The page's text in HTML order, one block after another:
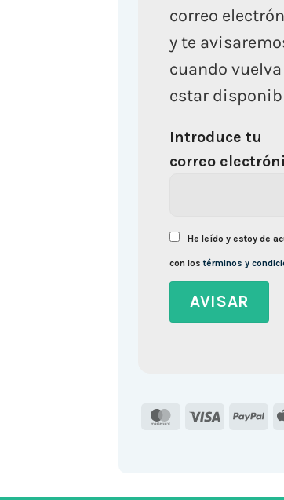
correo
y te
cuando vuelva
estar
Introduce tu
correo
He leído y estoy de
con lostérminos y
MasterCard
Visa